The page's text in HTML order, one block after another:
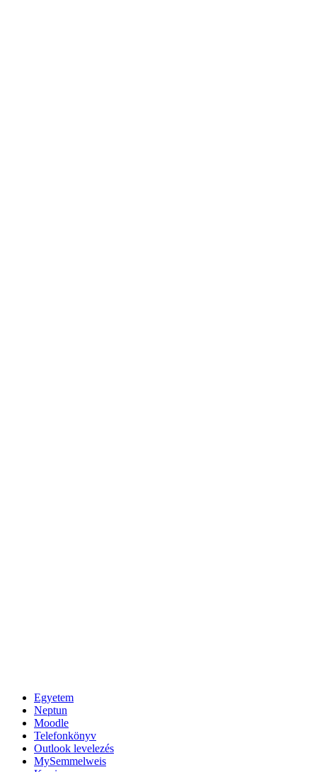
Egyetem
Neptun
Moodle
Telefonkönyv
Outlook levelezés
MySemmelweis